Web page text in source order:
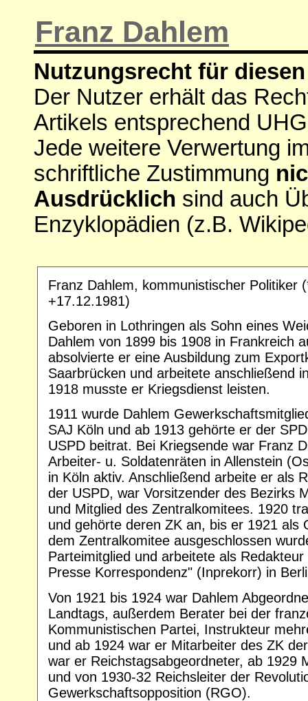
Franz Dahlem
Nutzungsrecht für
Der Nutzer erhält das
Artikels entsprechend
Jede weitere Verwertung
schriftliche Zustimmung
Ausdrücklich sind auch
Enzyklopädien (z.B.
Franz Dahlem, kommunistischer Politiker
+17.12.1981)
Geboren in Lothringen als Sohn eines
Dahlem von 1899 bis 1908 in Frankreich
absolvierte er eine Ausbildung zum
Saarbrücken und arbeitete anschließend
1918 musste er Kriegsdienst leisten.
1911 wurde Dahlem
SAJ Köln und ab 1913 gehörte er der
USPD beitrat. Bei Kriegsende war Franz
Arbeiter- u. Soldatenräten in Allenstein
in Köln aktiv. Anschließend arbeite er als
der USPD, war Vorsitzender des Bezirks
und Mitglied des Zentralkomitees. 1920
und gehörte deren ZK an, bis er 1921 als
dem Zentralkomitee ausgeschlossen
Parteimitglied und arbeitete als
Presse Korrespondenz" (Inprekorr) in
Von 1921 bis 1924 war Dahlem
Landtags, außerdem Berater bei der
Kommunistischen Partei, Instrukteur
und ab 1924 war er Mitarbeiter des ZK
war er Reichstagsabgeordneter, ab 1929
und von 1930-32 Reichsleiter der
Gewerkschaftsopposition (RGO).